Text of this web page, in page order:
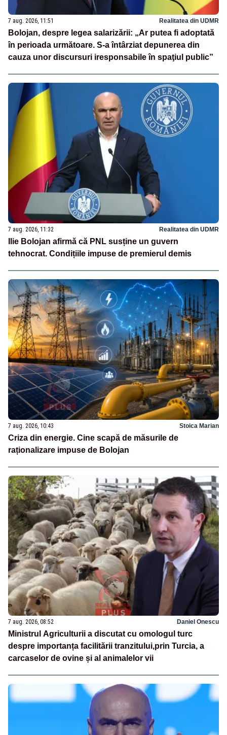
7 aug. 2026, 11:51 Realitatea din UDMR
Bolojan, despre legea salarizării: „Ar putea fi adoptată
în perioada următoare. S-a întârziat depunerea din
cauza unor discursuri iresponsabile în spaţiul public”
7 aug. 2026, 11:32 Realitatea din UDMR
Ilie Bolojan afirmă că PNL susține un guvern
tehnocrat. Condițiile impuse de premierul demis
7 aug. 2026, 10:43 Stoica Marian
Criza din energie. Cine scapă de măsurile de
raționalizare impuse de Bolojan
7 aug. 2026, 08:52 Daniel Onescu
Ministrul Agriculturii a discutat cu omologul turc
despre importanța facilitării tranzitului,prin Turcia, a
carcaselor de ovine și al animalelor vii